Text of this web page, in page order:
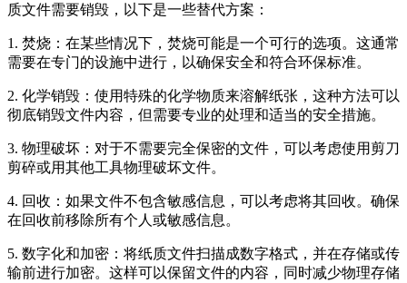
质文件需要销毁，以下是一些替代方案：
1. 焚烧：在某些情况下，焚烧可能是一个可行的选项。这通常
需要在专门的设施中进行，以确保安全和符合环保标准。
2. 化学销毁：使用特殊的化学物质来溶解纸张，这种方法可以
彻底销毁文件内容，但需要专业的处理和适当的安全措施。
3. 物理破坏：对于不需要完全保密的文件，可以考虑使用剪刀
剪碎或用其他工具物理破坏文件。
4. 回收：如果文件不包含敏感信息，可以考虑将其回收。确保
在回收前移除所有个人或敏感信息。
5. 数字化和加密：将纸质文件扫描成数字格式，并在存储或传
输前进行加密。这样可以保留文件的内容，同时减少物理存储